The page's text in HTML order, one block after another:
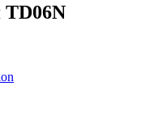
TD06N